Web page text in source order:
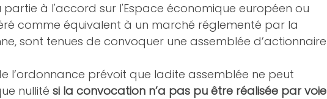
partie à l'accord sur l'Espace économique européen ou
comme équivalent à un marché réglementé par la
sont tenues de convoquer une assemblée d’actionnaire
l’ordonnance prévoit que ladite assemblée ne peut
nullité si la convocation n’a pas pu être réalisée par voie